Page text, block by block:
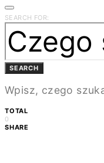
SEARCH FOR:
SEARCH
Wpisz, czego
TOTAL
0
SHARE